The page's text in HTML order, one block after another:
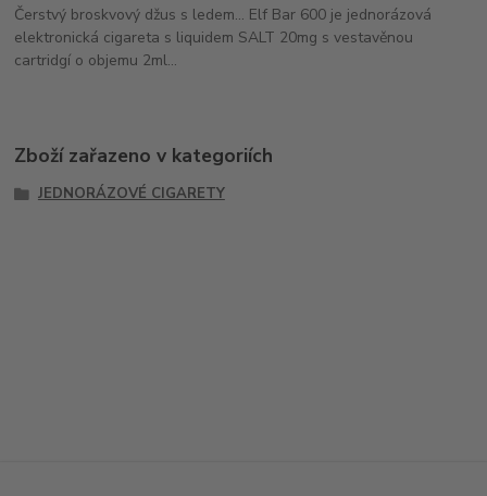
Čerstvý broskvový džus s ledem... Elf Bar 600 je jednorázová
elektronická cigareta s liquidem SALT 20mg s vestavěnou
cartridgí o objemu 2ml...
Zboží zařazeno v kategoriích
JEDNORÁZOVÉ CIGARETY